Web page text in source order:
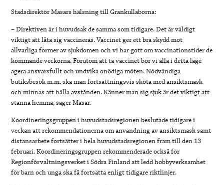
Stadsdirektör Masars hälsning till Grankullaborna:
– Direktiven är i huvudsak de samma som tidigare. Det är väldigt
viktigt att låta sig vaccineras.Vaccinet ger ett bra skydd mot
allvarligaformer av sjukdomenoch vi har gott om vaccinationstider de
kommande veckorna. Förutom att ta vaccinet bör vi alla i detta läge
agera ansvarsfullt och undvika onödiga möten. Nödvändiga
butiksbesök m.m. ska man fortsättningsvis sköta med ansiktsmask
och minnas att hålla avstånden. Känner man sig sjuk är det viktigt att
stanna hemma, säger Masar.
Koordineringsgruppen i huvudstadsregionen beslutade tidigare i
veckan att rekommendationerna om användning av ansiktsmask samt
distansarbete fortsätter i hela huvudstadsregionen fram till den 13
februari. Koordineringsgruppen rekommenderade också för
Regionförvaltningsverket i Södra Finland att ledd hobbyverksamhet
för barn och unga ska få fortsätta enligt tidigare riktlinjer.